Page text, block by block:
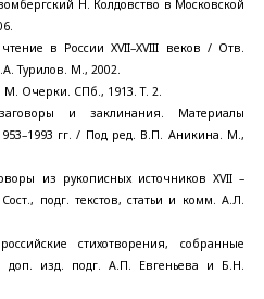
Н. Колдовство в Московской
в России ХVII–XVIII веков / Отв.
Турилов. М., 2002.
Очерки. СПб., 1913. Т. 2.
и заклинания. Материалы
гг. / Под ред. В.П. Аникина. М.,
из рукописных источников XVII –
подг. текстов, статьи и комм. А.Л.
стихотворения, собранные
изд. подг. А.П. Евгеньева и Б.Н.